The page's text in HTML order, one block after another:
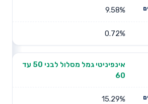
9.58%
0.72%
אינפיניטי גמל מסלול לבני 50 עד
60
15.29%